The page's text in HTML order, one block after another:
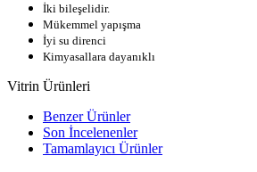
İki bileşelidir.
Mükemmel yapışma
İyi su direnci
Kimyasallara dayanıklı
Vitrin Ürünleri
Benzer Ürünler
Son İncelenenler
Tamamlayıcı Ürünler